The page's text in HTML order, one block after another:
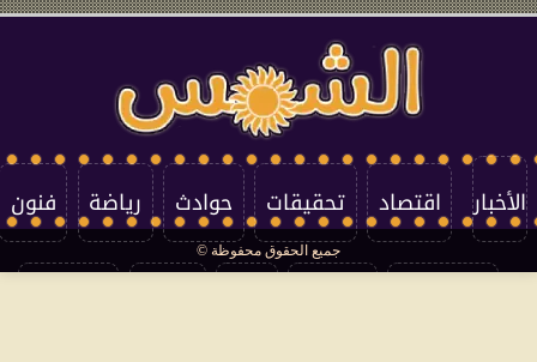
الأخبار اقتصاد تحقيقات حوادث رياضة فنون
جميع الحقوق محفوظة ©